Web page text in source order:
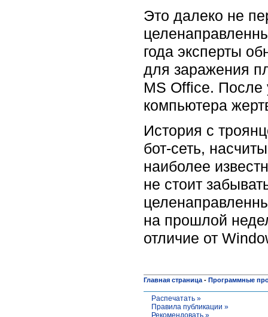
Это далеко не
года эксперты
для заражения
MS Office. После
компьютера
История с
бот-сеть,
наиболее
не стоит
на прошлой
отличие от
Главная страница - Программные
Распечатать »
Правила публикации »